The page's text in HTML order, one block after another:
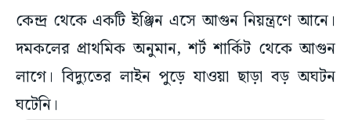
কেন্দ্র থেকে একটি ইঞ্জিন এসে আগুন নিয়ন্ত্রণে আনে।
দমকলের প্রাথমিক অনুমান, শর্ট শার্কিট থেকে আগুন
লাগে। বিদ্যুতের লাইন পুড়ে যাওয়া ছাড়া বড় অঘটন
ঘটেনি।